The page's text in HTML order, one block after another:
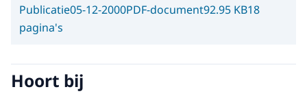
Publicatie05-12-2000PDF-document92.95 KB18
pagina's
Hoort bij